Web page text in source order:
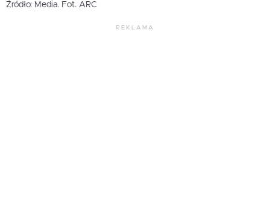
Źródło: Media. Fot. ARC
REKLAMA